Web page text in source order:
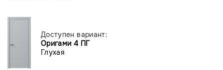
Доступен вариант:
Оригами 4 ПГ
Глухая